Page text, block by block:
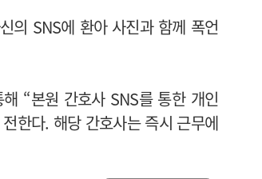
의 SNS에 환아 사진과 함께 폭언
“본원 간호사 SNS를 통한 개인
한다. 해당 간호사는 즉시 근무에